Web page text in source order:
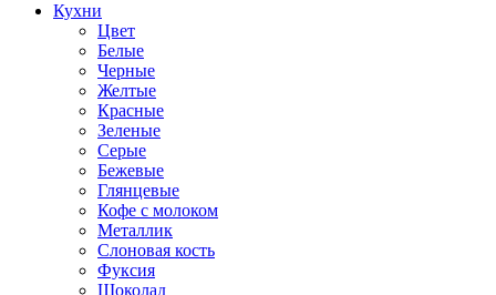
Кухни
Цвет
Белые
Черные
Желтые
Красные
Зеленые
Серые
Бежевые
Глянцевые
Кофе с молоком
Металлик
Слоновая кость
Фуксия
Шоколад